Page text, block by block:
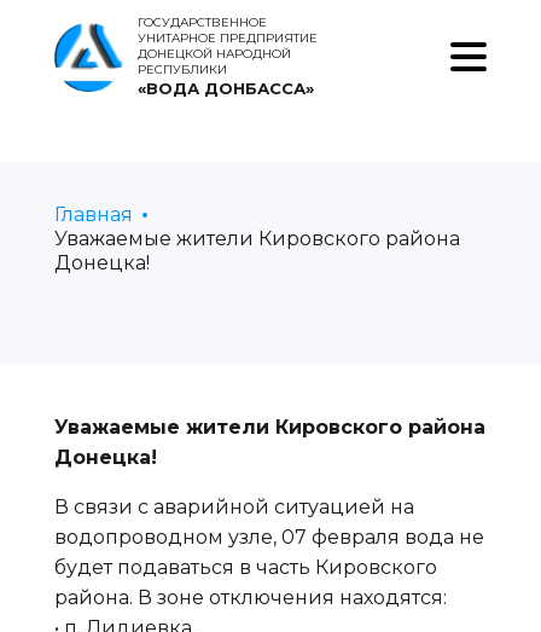
ГОСУДАРСТВЕННОЕ
УНИТАРНОЕ ПРЕДПРИЯТИЕ
ДОНЕЦКОЙ НАРОДНОЙ
РЕСПУБЛИКИ
«ВОДА ДОНБАССА»
Главная
Уважаемые жители Кировского района
Донецка!
Уважаемые жители Кировского района
Донецка!
В связи с аварийной ситуацией на
водопроводном узле, 07 февраля вода не
будет подаваться в часть Кировского
района. В зоне отключения находятся: